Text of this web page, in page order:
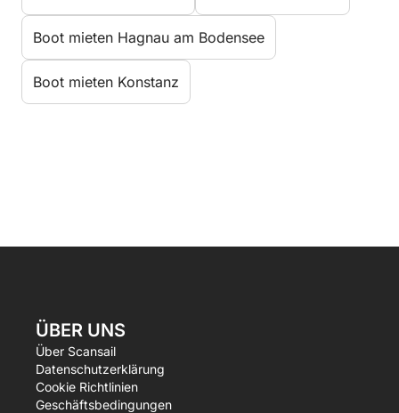
Boot mieten Hagnau am Bodensee
Boot mieten Konstanz
ÜBER UNS
Über Scansail
Datenschutzerklärung
Cookie Richtlinien
Geschäftsbedingungen